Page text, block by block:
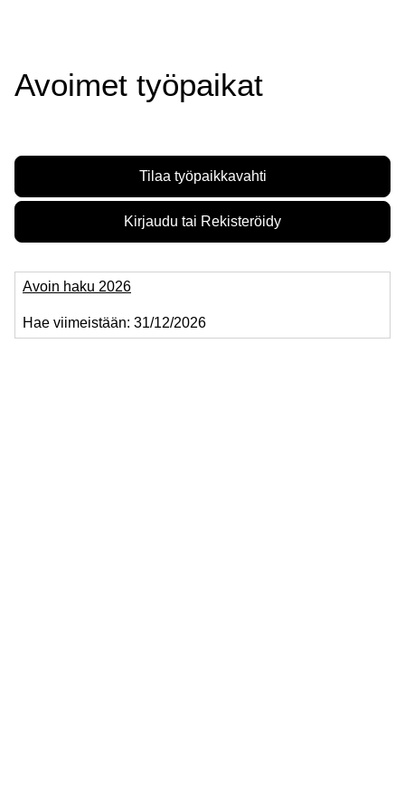
Avoimet työpaikat
Tilaa työpaikkavahti
Kirjaudu tai Rekisteröidy
Avoin haku 2026
Hae viimeistään: 31/12/2026